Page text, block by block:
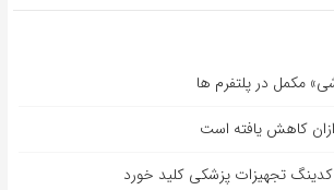
مکمل در پلتفرم ها
کاهش یافته است
تجهیزات پزشکی کلید خورد